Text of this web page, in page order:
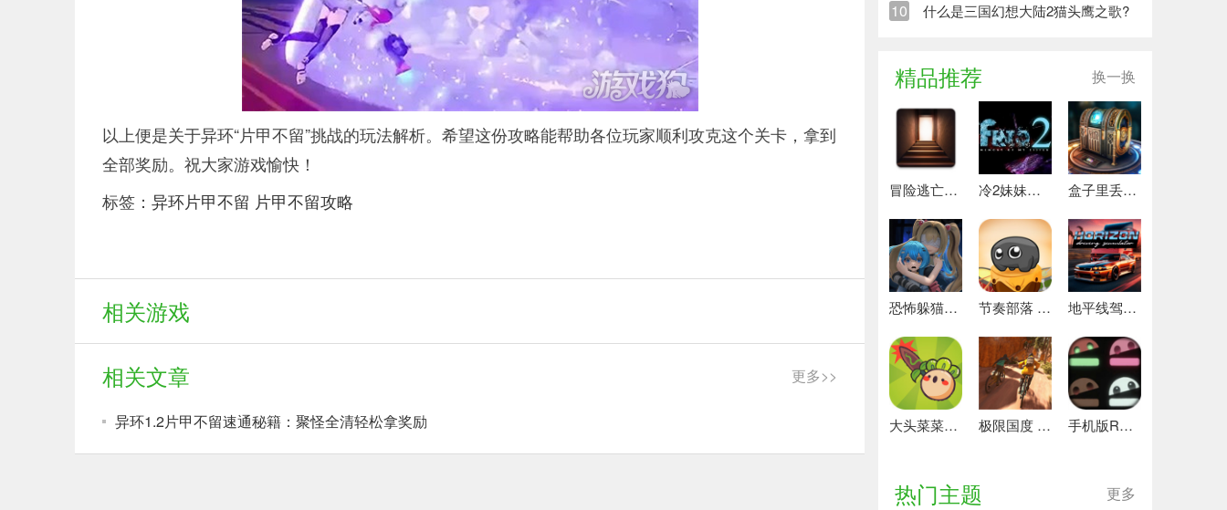
以上便是关于异环“片甲不留”挑战的玩法解析。希望这份攻略能帮助各位玩家顺利攻克这个关卡，拿到
全部奖励。祝大家游戏愉快！
标签： 异环片甲不留 片甲不留攻略
相关游戏
相关文章 更多>>
异环1.2片甲不留速通秘籍：聚怪全清轻松拿奖励
10 什么是三国幻想大陆2猫头鹰之歌?
精品推荐 换一换
冒险逃亡之谜 推荐 冷2妹妹的记忆 热门下载 盒子里丢失的碎片 安卓下载
恐怖躲猫猫4 最新版 节奏部落 安卓版 地平线驾驶模拟器 最新版
大头菜菜历险记 好玩的 极限国度 最新版 手机版REPO 安卓版
热门主题 更多